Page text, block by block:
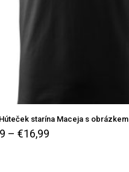
starína Maceja s obrázkem
– €16,99